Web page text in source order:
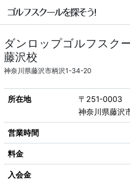
ダンロップゴルフスク
藤沢校
神奈川県藤沢市柄沢1-34-20
所在地
〒251-0003
神奈川県藤沢
営業時間
料金
入会金